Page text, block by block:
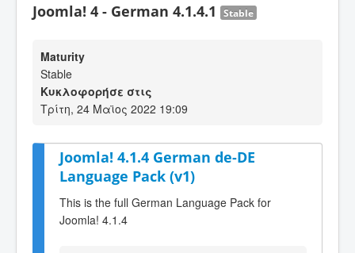
Joomla! 4 - German 4.1.4.1 Stable
Maturity
Stable
Κυκλοφορήσε στις
Τρίτη, 24 Μαϊος 2022 19:09
Joomla! 4.1.4 German de-DE
Language Pack (v1)
This is the full German Language Pack for
Joomla! 4.1.4